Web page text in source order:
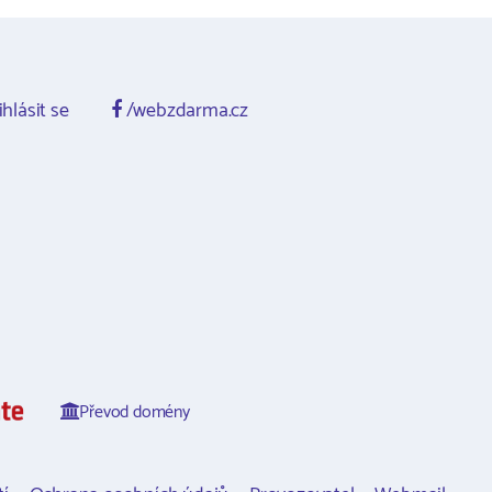
se /webzdarma.cz
Převod domény